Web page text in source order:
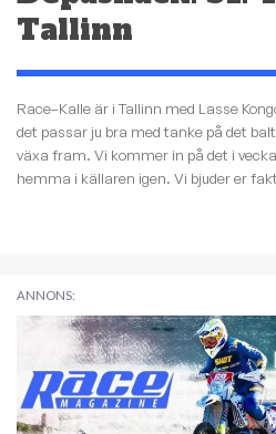
Tallinn
Race–Kalle är i Tallinn med Lasse
det passar ju bra med tanke på det
växa fram. Vi kommer in på det i
hemma i källaren igen. Vi bjuder er
ANNONS: